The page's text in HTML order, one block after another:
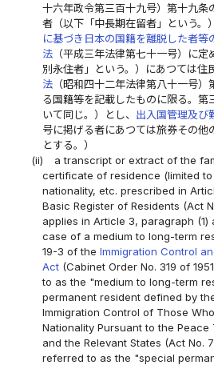
十六年政令第三百十九号）第十九条
者（以下「中長期在留者」という。
に基づき日本の国籍を離脱した者等
法（平成三年法律第七十一号）に定
別永住者」という。）にあつては住
法（昭和四十二年法律第八十一号）
る国籍等を記載したものに限る。第
いて同じ。）とし、 出入国管理及び
号に掲げる者にあつては旅券その他
とする。）
(ii)
a transcript or extract of the
certificate of residence (limited
nationality, etc. prescribed in
Basic Register of Residents (Act
applies in Article 3, paragraph (1)
case of a medium to long-term
19-3 of the Immigration Control
Act(Cabinet Order No. 319 of
to as the "medium to long-term
permanent resident defined by
Immigration Control of Those
Nationality Pursuant to the
and the Relevant States (Act No.
referred to as the "special